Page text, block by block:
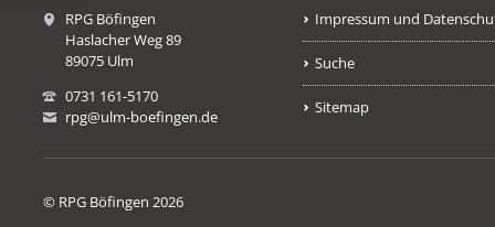
RPG Böfingen
Haslacher Weg 89
89075 Ulm
0731 161-5170
rpg@ulm-boefingen.de
Impressum und
Suche
Sitemap
© RPG Böfingen 2026